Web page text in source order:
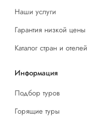
Наши услуги
Гарантия низкой цены
Каталог стран и отелей
Информация
Подбор туров
Горящие туры